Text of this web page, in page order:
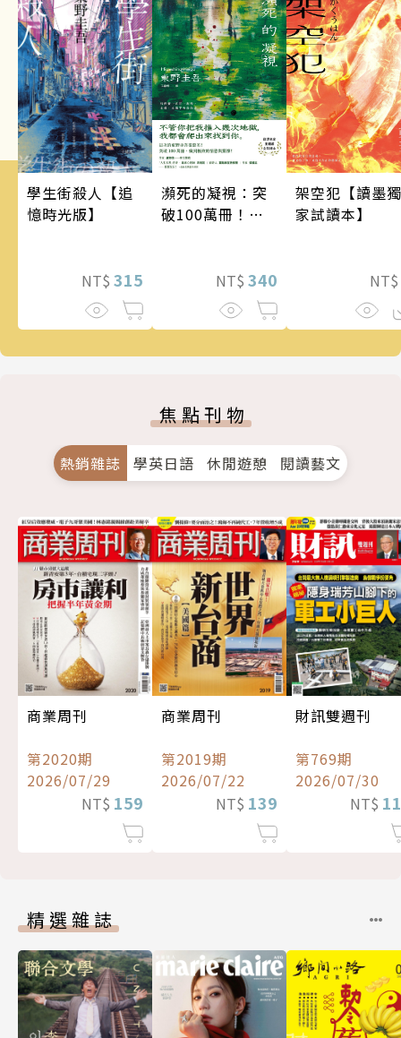
學生街殺人【追
憶時光版】
NT$ 315
瀕死的凝視：突
破100萬冊！這
的情慾與驚悚！
NT$ 340
架空犯【讀墨獨
家試讀本】
NT$
焦點刊物
熱銷雜誌 學英日語 休閒遊憩 閱讀藝文
商業周刊
第2020期
2026/07/29
NT$ 159
商業周刊
第2019期
2026/07/22
NT$ 139
財訊雙週刊
第769期
2026/07/30
NT$
精選雜誌